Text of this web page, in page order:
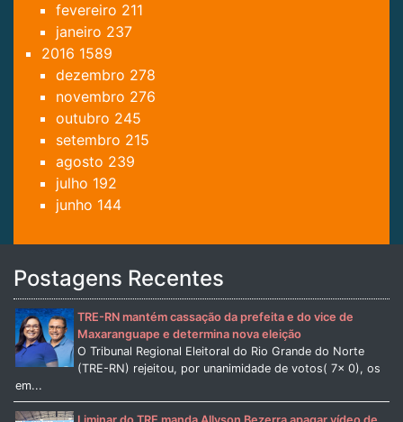
fevereiro 211
janeiro 237
2016 1589
dezembro 278
novembro 276
outubro 245
setembro 215
agosto 239
julho 192
junho 144
Postagens Recentes
TRE-RN mantém cassação da prefeita e do vice de
Maxaranguape e determina nova eleição
O Tribunal Regional Eleitoral do Rio Grande do Norte
(TRE-RN) rejeitou, por unanimidade de votos( 7x 0), os
em...